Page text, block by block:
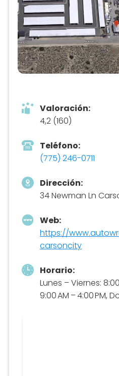
Valoración:
4,2 (160)
Teléfono:
(775) 246-0711
Dirección:
34 Newman Ln
Web:
https://
carsoncity
Horario:
Lunes – Viernes:
9:00 AM – 4:00 PM,